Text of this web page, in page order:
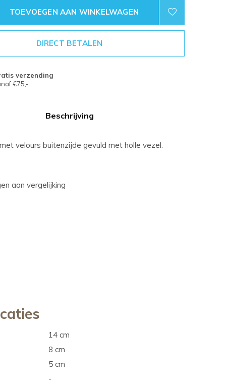
TOEVOEGEN AAN WINKELWAGEN
DIRECT BETALEN
verzending
€75,-
Beschrijving
velours buitenzijde gevuld met holle vezel.
aan vergelijking
14 cm
8 cm
5 cm
-